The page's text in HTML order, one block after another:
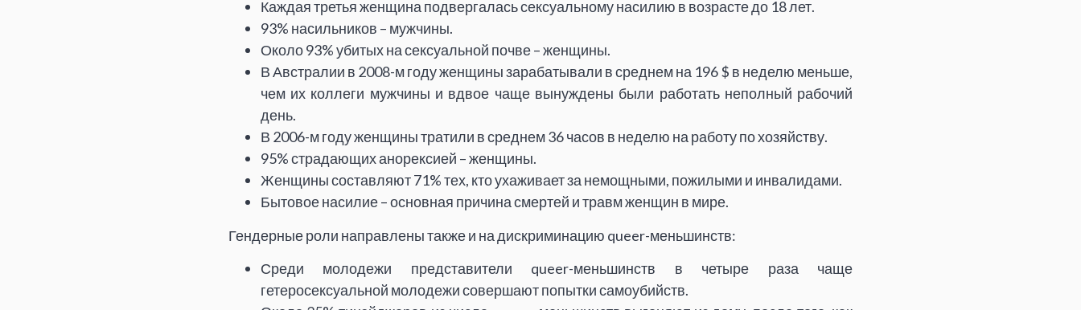
Каждая третья женщина подвергалась сексуальному насилию в возрасте до 18 лет.
93% насильников – мужчины.
Около 93% убитых на сексуальной почве – женщины.
В Австралии в 2008-м году женщины зарабатывали в среднем на 196 $ в неделю меньше,
чем их коллеги мужчины и вдвое чаще вынуждены были работать неполный рабочий
день.
В 2006-м году женщины тратили в среднем 36 часов в неделю на работу по хозяйству.
95% страдающих анорексией – женщины.
Женщины составляют 71% тех, кто ухаживает за немощными, пожилыми и инвалидами.
Бытовое насилие – основная причина смертей и травм женщин в мире.
Гендерные роли направлены также и на дискриминацию queer-меньшинств:
Среди молодежи представители queer-меньшинств в четыре раза чаще
гетеросексуальной молодежи совершают попытки самоубийств.